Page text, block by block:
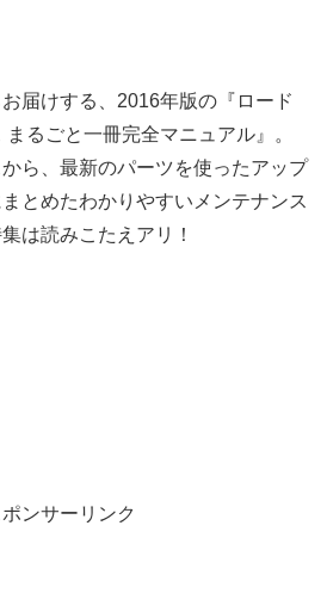
届けする、2016年版の『ロード
るごと一冊完全マニュアル』。
ら、最新のパーツを使ったアップ
とめたわかりやすいメンテナンス
は読みこたえアリ！
ポンサーリンク